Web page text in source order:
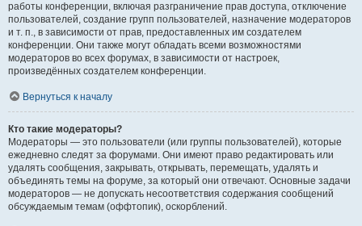
работы конференции, включая разграничение прав доступа, отключение
пользователей, создание групп пользователей, назначение модераторов
и т. п., в зависимости от прав, предоставленных им создателем
конференции. Они также могут обладать всеми возможностями
модераторов во всех форумах, в зависимости от настроек,
произведённых создателем конференции.
Вернуться к началу
Кто такие модераторы?
Модераторы — это пользователи (или группы пользователей), которые
ежедневно следят за форумами. Они имеют право редактировать или
удалять сообщения, закрывать, открывать, перемещать, удалять и
объединять темы на форуме, за который они отвечают. Основные задачи
модераторов — не допускать несоответствия содержания сообщений
обсуждаемым темам (оффтопик), оскорблений.